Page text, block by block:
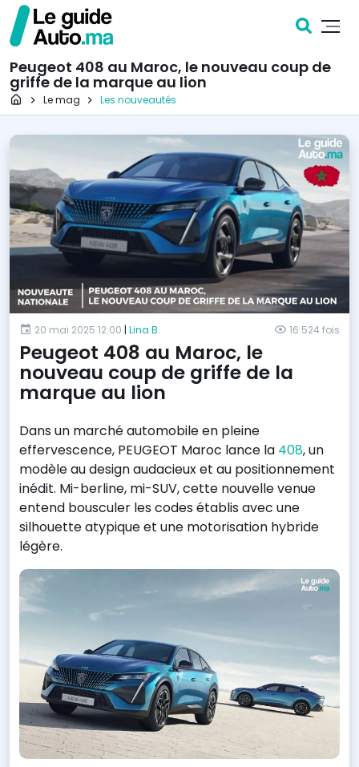
Peugeot 408 au Maroc, le nouveau coup de
griffe de la marque au lion
Page d'accueil
Le mag Les nouveautés
20 mai 2025 12:00 | Lina B. 16 524 fois
Peugeot 408 au Maroc, le
nouveau coup de griffe de la
marque au lion
Dans un marché automobile en pleine
effervescence, PEUGEOT Maroc lance la 408, un
modèle au design audacieux et au positionnement
inédit. Mi-berline, mi-SUV, cette nouvelle venue
entend bousculer les codes établis avec une
silhouette atypique et une motorisation hybride
légère.